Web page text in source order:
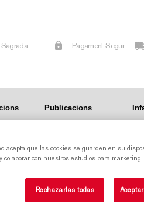
Pagament Segur
Publicacions
Tassa negra
acepta que las cookies se guarden en su
con nuestros estudios para marketing.
Rechazarlas todas